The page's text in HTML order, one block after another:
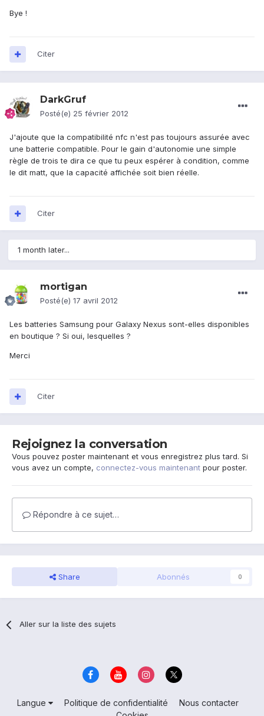
Bye !
Citer
DarkGruf
Posté(e) 25 février 2012
J'ajoute que la compatibilité nfc n'est pas toujours assurée avec
une batterie compatible. Pour le gain d'autonomie une simple
règle de trois te dira ce que tu peux espérer à condition, comme
le dit matt, que la capacité affichée soit bien réelle.
Citer
1 month later...
mortigan
Posté(e) 17 avril 2012
Les batteries Samsung pour Galaxy Nexus sont-elles disponibles
en boutique ? Si oui, lesquelles ?
Merci
Citer
Rejoignez la conversation
Vous pouvez poster maintenant et vous enregistrez plus tard. Si
vous avez un compte, connectez-vous maintenant pour poster.
Répondre à ce sujet…
Share Abonnés 0
Aller sur la liste des sujets
Langue Politique de confidentialité
Nous contacter